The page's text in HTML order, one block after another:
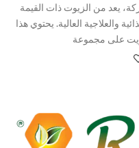
يعد من الزيوت ذات القيمة
والعلاجية العالية. يحتوي هذا
على مجموعة